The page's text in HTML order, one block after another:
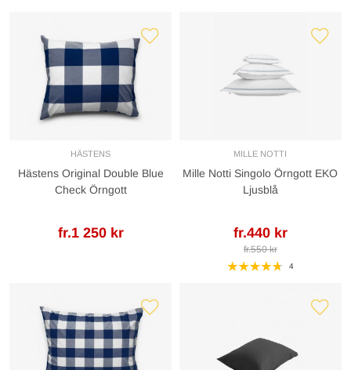
HÄSTENS
Hästens Original Double Blue
Check Örngott
fr.1 250 kr
MILLE NOTTI
Mille Notti Singolo Örngott EKO
Ljusblå
fr.440 kr
fr.550 kr
4